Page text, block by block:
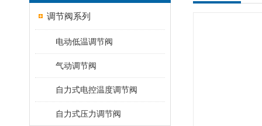
调节阀系列
电动低温调节阀
气动调节阀
自力式电控温度调节阀
自力式压力调节阀